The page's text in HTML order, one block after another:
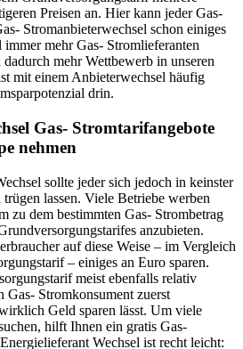
Preisen an. Hier kann jeder Gas-
Stromanbieterwechsel schon einiges
mehr Gas- Stromlieferanten
mehr Wettbewerb in unseren
mit einem Anbieterwechsel häufig
drin.
Gas- Stromtarifangebote
nehmen
sollte jeder sich jedoch in keinster
trügen lassen. Viele Betriebe werben
zu dem bestimmten Gas- Strombetrag
anzubieten.
auf diese Weise – im Vergleich
– einiges an Euro sparen.
meist ebenfalls relativ
Gas- Stromkonsument zuerst
Geld sparen lässt. Um viele
hilft Ihnen ein gratis Gas-
Wechsel ist recht leicht: